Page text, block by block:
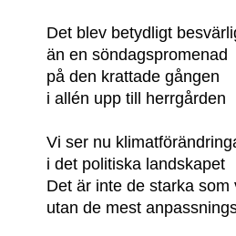
Det blev betydligt
än en söndagspromenad
på den krattade gången
i allén upp till herrgården
Vi ser nu
i det politiska landskapet
Det är inte de starka som
utan de mest